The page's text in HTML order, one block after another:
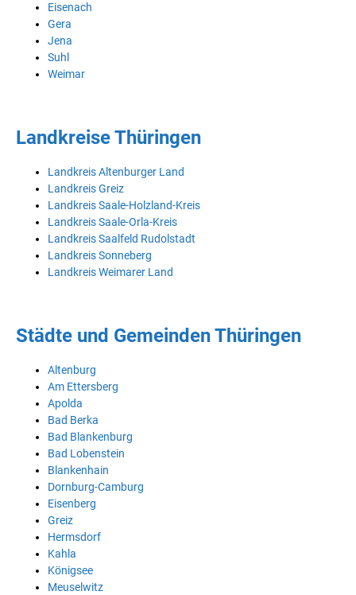
Eisenach
Gera
Jena
Suhl
Weimar
Landkreise Thüringen
Landkreis Altenburger Land
Landkreis Greiz
Landkreis Saale-Holzland-Kreis
Landkreis Saale-Orla-Kreis
Landkreis Saalfeld Rudolstadt
Landkreis Sonneberg
Landkreis Weimarer Land
Städte und Gemeinden Thüringen
Altenburg
Am Ettersberg
Apolda
Bad Berka
Bad Blankenburg
Bad Lobenstein
Blankenhain
Dornburg-Camburg
Eisenberg
Greiz
Hermsdorf
Kahla
Königsee
Meuselwitz